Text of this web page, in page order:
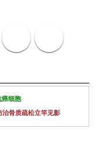
癌细胞
骨质疏松立竿见影